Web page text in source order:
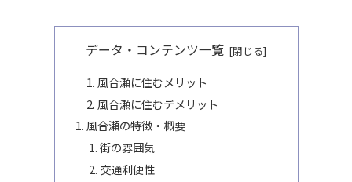
データ・コンテンツ一覧
風合瀬に住むメリット
風合瀬に住むデメリット
風合瀬の特徴・概要
街の雰囲気
交通利便性